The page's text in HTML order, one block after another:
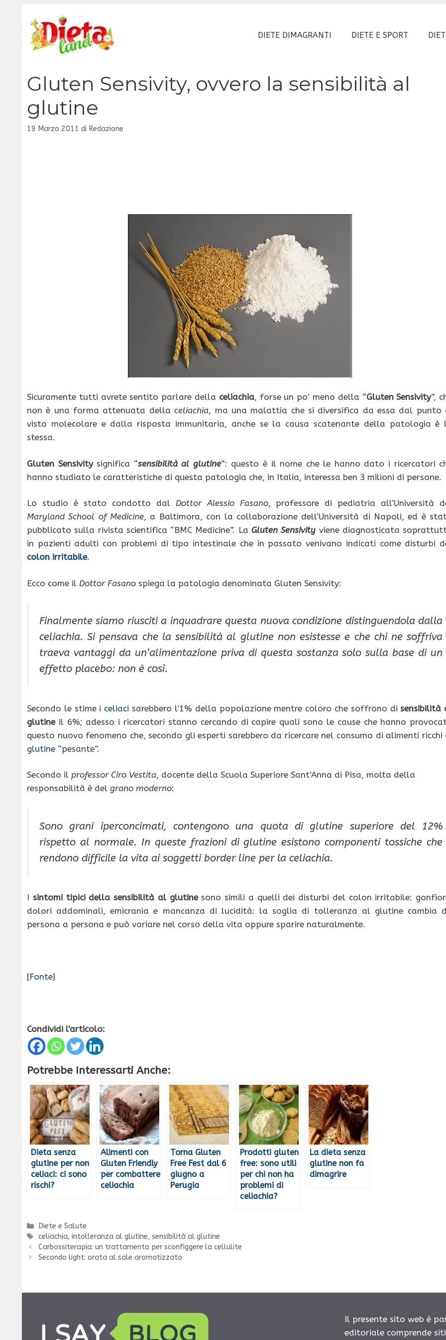
contenuto
DIETE DIMAGRANTI DIETE E SPORT
Gluten Sensivity, ovvero la sensibilità al
glutine
19 Marzo 2011 di Redazione
Sicuramente tutti avrete sentito parlare della celiachia, forse un po’ meno della “Gluten Sensivity”,
non è una forma attenuata dellaceliachia, ma una malattia che si diversifica da essa dal punto
vista molecolare e dalla risposta immunitaria, anche se la causa scatenante della patologia è
stessa.
Gluten Sensivitysignifica “sensibilità al glutine”: questo è il nome che le hanno dato i ricercatori
hanno studiato le caratteristiche di questa patologia che, in Italia, interessa ben 3 milioni di persone.
Lo studio è stato condotto dal Dottor Alessio Fasano, professore di pediatria all’Università
Maryland School of Medicine, a Baltimora, con la collaborazione dell’Università di Napoli, ed è
pubblicato sulla rivista scientifica “BMC Medicine”. LaGluten Sensivity viene diagnosticata
in pazienti adulti con problemi di tipo intestinale che in passato venivano indicati come disturbi
colon irritabile.
Ecco come il Dottor Fasano spiega la patologia denominata Gluten Sensivity:
Finalmente siamo riusciti a inquadrare questa nuova condizione distinguendola dalla
celiachia. Si pensava che la sensibilità al glutine non esistesse e che chi ne soffriva
traeva vantaggi da un’alimentazione priva di questa sostanza solo sulla base di un
effetto placebo: non è così.
Secondo le stime i celiaci sarebbero l’1% della popolazione mentre coloro che soffrono disensibilità
glutineil 6%; adesso i ricercatori stanno cercando di capire quali sono le cause che hanno
questo nuovo fenomeno che, secondo gli esperti sarebbero da ricercare nel consumo di alimenti ricchi
glutine “pesante”.
Secondo il professor Ciro Vestita, docente della Scuola Superiore Sant’Anna di Pisa, molta della
responsabilità è del grano moderno:
Sono grani iperconcimati, contengono una quota di glutine superiore del 12%
rispetto al normale. In queste frazioni di glutine esistono componenti tossiche che
rendono difficile la vita ai soggetti border line per la celiachia.
I sintomi tipici della sensibilità al glutinesono simili a quelli dei disturbi del colon irritabile:
dolori addominali, emicrania e mancanza di lucidità: la soglia di tolleranza al glutine cambia
persona a persona e può variare nel corso della vita oppure sparire naturalmente.
[Fonte]
Condividi l'articolo:
Potrebbe Interessarti Anche:
Dieta senza
glutine per non
celiaci: ci sono
rischi?
Alimenti con
Gluten Friendly
per combattere
celiachia
Torna Gluten
Free Fest dal 6
giugno a
Perugia
Prodotti gluten
free: sono utili
per chi non ha
problemi di
celiachia?
La dieta senza
glutine non fa
dimagrire
Categorie
Diete e Salute
Tag
celiachia,intolleranza al glutine,sensibilità al glutine
Carbossiterapia: un trattamento per sconfiggere la cellulite
Secondo light: orata al sale aromatizzato
Il presente sito web è
editoriale comprende